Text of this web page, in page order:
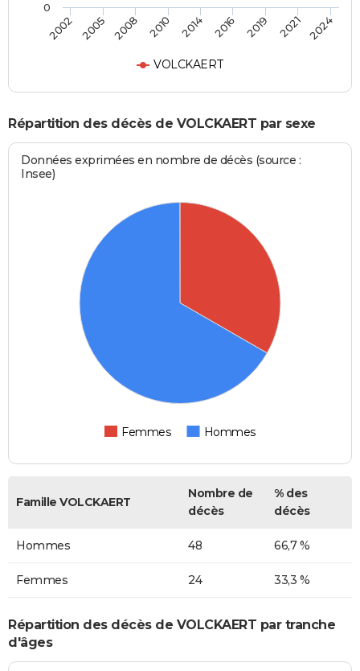
VOLCKAERT
2002 2005 2008 2010 2014 2016 2019 2021 2024
0
Répartition des décès de VOLCKAERT par sexe
Données exprimées en nombre de décès (source :
Insee)
Femmes Hommes
Famille VOLCKAERT
Nombre de
décès
% des
décès
Hommes 48 66,7 %
Femmes 24 33,3 %
Répartition des décès de VOLCKAERT par tranche
d'âges